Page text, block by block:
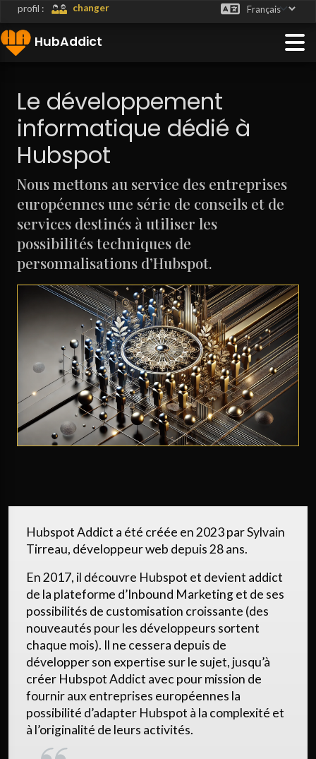
profil : changer
HubAddict
Le développement
informatique dédié à
Hubspot
Nous mettons au service des entreprises
européennes une série de conseils et de
services destinés à utiliser les
possibilités techniques de
personnalisations d’Hubspot.
Hubspot Addict a été créée en 2023 par Sylvain
Tirreau, développeur web depuis 28 ans.
En 2017, il découvre Hubspot et devient addict
de la plateforme d’Inbound Marketing et de ses
possibilités de customisation croissante (des
nouveautés pour les développeurs sortent
chaque mois). Il ne cessera depuis de
développer son expertise sur le sujet, jusqu’à
créer Hubspot Addict avec pour mission de
fournir aux entreprises européennes la
possibilité d’adapter Hubspot à la complexité et
à l’originalité de leurs activités.